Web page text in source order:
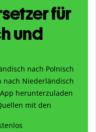
für
und
nach Polnisch
nach Niederländisch
herunterzuladen
mit den